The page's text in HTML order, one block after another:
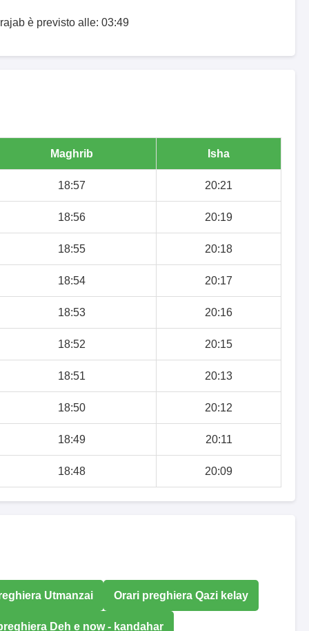
è previsto alle: 03:49
Maghrib Isha
18:57 20:21
18:56 20:19
18:55 20:18
18:54 20:17
18:53 20:16
18:52 20:15
18:51 20:13
18:50 20:12
18:49 20:11
18:48 20:09
Utmanzai Orari preghiera Qazi kelay
Deh e now - kandahar